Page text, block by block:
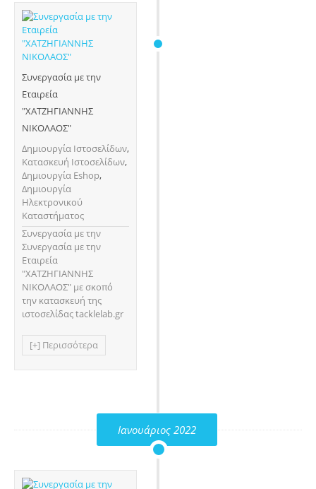
Συνεργασία με την
Εταιρεία
"ΧΑΤΖΗΓΙΑΝΝΗΣ
ΝΙΚΟΛΑΟΣ"
Δημιουργία Ιστοσελίδων,
Κατασκευή Ιστοσελίδων,
Δημιουργία Eshop,
Δημιουργία
Ηλεκτρονικού
Καταστήματος
Συνεργασία με την
Συνεργασία με την
Εταιρεία
"ΧΑΤΖΗΓΙΑΝΝΗΣ
ΝΙΚΟΛΑΟΣ" με σκοπό
την κατασκευή της
ιστοσελίδας tacklelab.gr
[+] Περισσότερα
Ιανουάριος 2022